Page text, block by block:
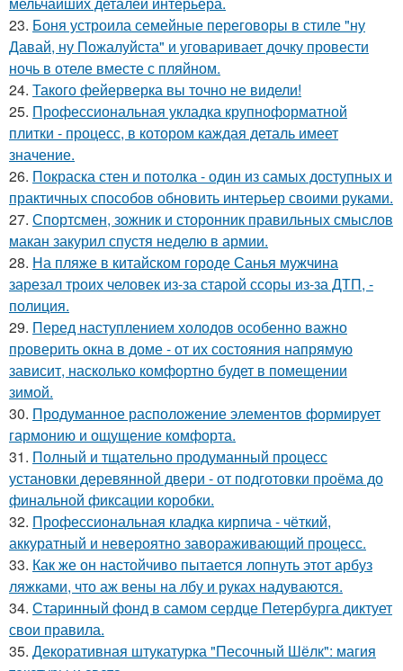
23. Боня устроила семейные переговоры в стиле "ну
Давай, ну Пожалуйста" и уговаривает дочку провести
ночь в отеле вместе с пляйном.
24. Такого фейерверка вы точно не видели!
25. Профессиональная укладка крупноформатной
плитки - процесс, в котором каждая деталь имеет
значение.
26. Покраска стен и потолка - один из самых доступных и
практичных способов обновить интерьер своими руками.
27. Спортсмен, зожник и сторонник правильных смыслов
макан закурил спустя неделю в армии.
28. На пляже в китайском городе Санья мужчина
зарезал троих человек из-за старой ссоры из-за ДТП, -
полиция.
29. Перед наступлением холодов особенно важно
проверить окна в доме - от их состояния напрямую
зависит, насколько комфортно будет в помещении
зимой.
30. Продуманное расположение элементов формирует
гармонию и ощущение комфорта.
31. Полный и тщательно продуманный процесс
установки деревянной двери - от подготовки проёма до
финальной фиксации коробки.
32. Профессиональная кладка кирпича - чёткий,
аккуратный и невероятно завораживающий процесс.
33. Как же он настойчиво пытается лопнуть этот арбуз
ляжками, что аж вены на лбу и руках надуваются.
34. Старинный фонд в самом сердце Петербурга диктует
свои правила.
35. Декоративная штукатурка "Песочный Шёлк": магия